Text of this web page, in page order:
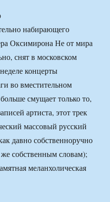
набирающего
Оксимирона Не от мира
снят в московском
концерты
во вместительном
смущает только то,
артиста, этот трек
массовый русский
давно собственноручно
собственным словам);
меланхолическая